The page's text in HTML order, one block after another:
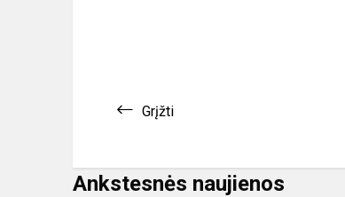
Grįžti
Ankstesnės naujienos